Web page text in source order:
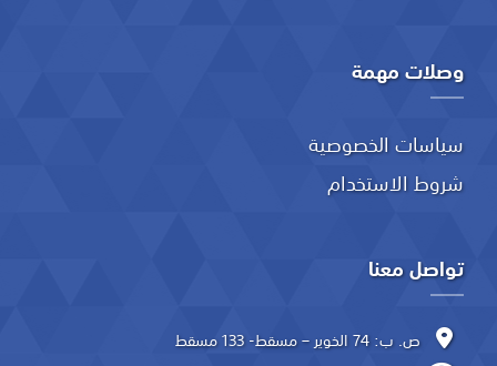
وصلات مهمة
سياسات الخصوصية
شروط الاستخدام
تواصل معنا
ص. ب: 74 الخوير – مسقط- 133 مسقط